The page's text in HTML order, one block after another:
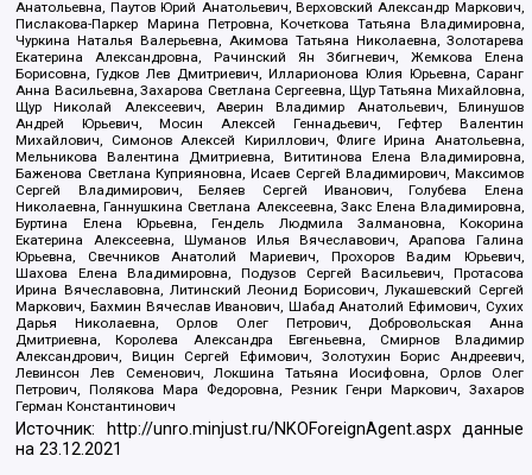
Анатольевна, Паутов Юрий Анатольевич, Верховский Александр Маркович,
Пислакова-Паркер Марина Петровна, Кочеткова Татьяна Владимировна,
Чуркина Наталья Валерьевна, Акимова Татьяна Николаевна, Золотарева
Екатерина Александровна, Рачинский Ян Збигневич, Жемкова Елена
Борисовна, Гудков Лев Дмитриевич, Илларионова Юлия Юрьевна, Саранг
Анна Васильевна, Захарова Светлана Сергеевна, Щур Татьяна Михайловна,
Щур Николай Алексеевич, Аверин Владимир Анатольевич, Блинушов
Андрей Юрьевич, Мосин Алексей Геннадьевич, Гефтер Валентин
Михайлович, Симонов Алексей Кириллович, Флиге Ирина Анатольевна,
Мельникова Валентина Дмитриевна, Вититинова Елена Владимировна,
Баженова Светлана Куприяновна, Исаев Сергей Владимирович, Максимов
Сергей Владимирович, Беляев Сергей Иванович, Голубева Елена
Николаевна, Ганнушкина Светлана Алексеевна, Закс Елена Владимировна,
Буртина Елена Юрьевна, Гендель Людмила Залмановна, Кокорина
Екатерина Алексеевна, Шуманов Илья Вячеславович, Арапова Галина
Юрьевна, Свечников Анатолий Мариевич, Прохоров Вадим Юрьевич,
Шахова Елена Владимировна, Подузов Сергей Васильевич, Протасова
Ирина Вячеславовна, Литинский Леонид Борисович, Лукашевский Сергей
Маркович, Бахмин Вячеслав Иванович, Шабад Анатолий Ефимович, Сухих
Дарья Николаевна, Орлов Олег Петрович, Добровольская Анна
Дмитриевна, Королева Александра Евгеньевна, Смирнов Владимир
Александрович, Вицин Сергей Ефимович, Золотухин Борис Андреевич,
Левинсон Лев Семенович, Локшина Татьяна Иосифовна, Орлов Олег
Петрович, Полякова Мара Федоровна, Резник Генри Маркович, Захаров
Герман Константинович
Источник: http://unro.minjust.ru/NKOForeignAgent.aspxданные
на23.12.2021